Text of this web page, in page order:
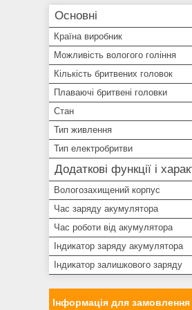
Основні
Країна виробник
Можливість вологого гоління
Кількість бритвених головок
Плаваючі бритвені головки
Стан
Тип живлення
Тип електробритви
Додаткові функції і
Вологозахищений корпус
Час заряду акумулятора
Час роботи від акумулятора
Індикатор заряду акумулятора
Індикатор залишкового заряду
Інформація для замовлення